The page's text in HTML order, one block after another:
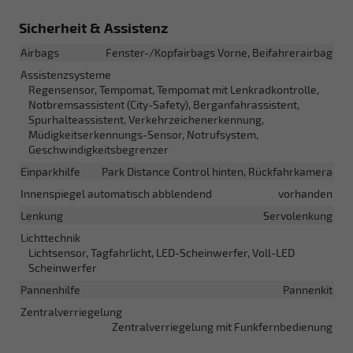
Sicherheit & Assistenz
Airbags
Fenster-/Kopfairbags Vorne, Beifahrerairbag
Assistenzsysteme
Regensensor, Tempomat, Tempomat mit Lenkradkontrolle,
Notbremsassistent (City-Safety), Berganfahrassistent,
Spurhalteassistent, Verkehrzeichenerkennung,
Müdigkeitserkennungs-Sensor, Notrufsystem,
Geschwindigkeitsbegrenzer
Einparkhilfe
Park Distance Control hinten, Rückfahrkamera
Innenspiegel automatisch abblendend
vorhanden
Lenkung
Servolenkung
Lichttechnik
Lichtsensor, Tagfahrlicht, LED-Scheinwerfer, Voll-LED
Scheinwerfer
Pannenhilfe
Pannenkit
Zentralverriegelung
Zentralverriegelung mit Funkfernbedienung